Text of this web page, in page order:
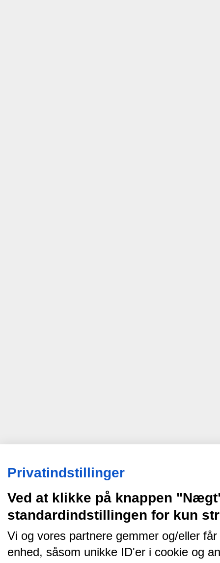
Privatindstillinger
Ved at klikke på knappen
standardindstillingen for kun
Vi og vores partnere gemmer og/eller
enhed, såsom unikke ID'er i cookie og